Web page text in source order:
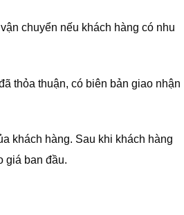
chuyển nếu khách hàng có nhu
thỏa thuận, có biên bản giao nhận
khách hàng. Sau khi khách hàng
giá ban đầu.